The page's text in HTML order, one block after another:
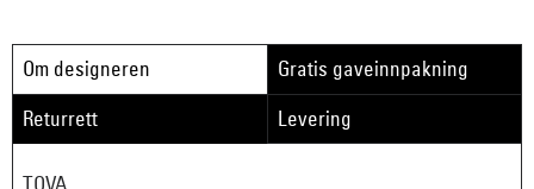
Om designeren
Gratis gaveinnpakning
Returrett
Levering
TOVA